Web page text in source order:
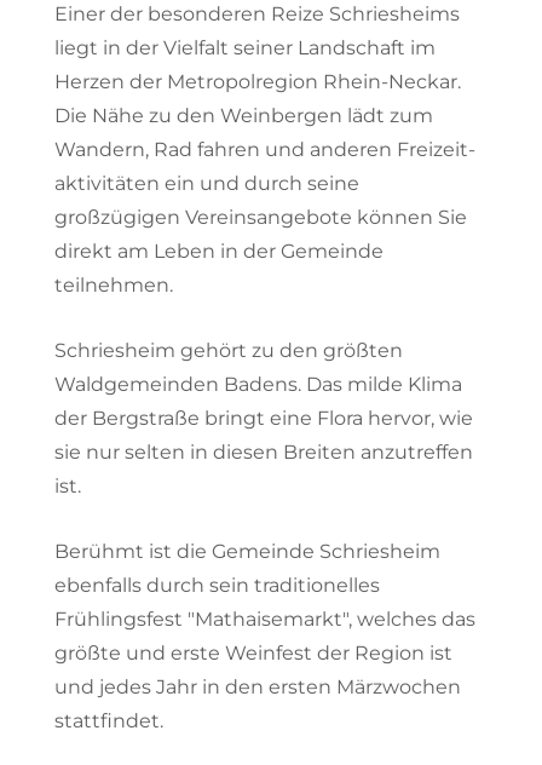
Einer der besonderen Reize Schriesheims
liegt in der Vielfalt seiner Landschaft im
Herzen der Metropolregion Rhein-Neckar.
Die Nähe zu den Weinbergen lädt zum
Wandern, Rad fahren und anderen Freizeit­
aktivitäten ein und durch seine
großzügigen Vereinsangebote können Sie
direkt am Leben in der Gemeinde
teilnehmen.
Schriesheim gehört zu den größten
Waldgemeinden Badens. Das milde Klima
der Bergstraße bringt eine Flora hervor, wie
sie nur selten in diesen Breiten anzutreffen
ist.
Berühmt ist die Gemeinde Schriesheim
ebenfalls durch sein traditionelles
Frühlingsfest "Mathaisemarkt", welches das
größte und erste Weinfest der Region ist
und jedes Jahr in den ersten Märzwochen
stattfindet.